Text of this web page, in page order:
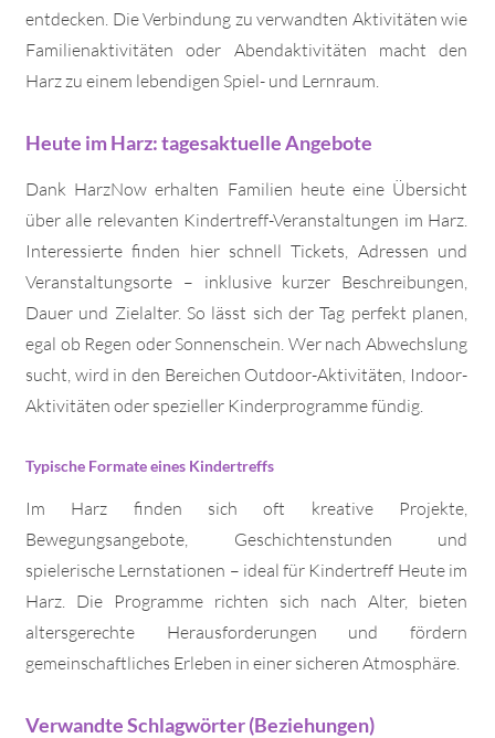
entdecken. Die Verbindung zu verwandten Aktivitäten wie
Familienaktivitäten oder Abendaktivitäten macht den
Harz zu einem lebendigen Spiel- und Lernraum.
Heute im Harz: tagesaktuelle Angebote
Dank HarzNow erhalten Familien heute eine Übersicht
über alle relevanten Kindertreff-Veranstaltungen im Harz.
Interessierte finden hier schnell Tickets, Adressen und
Veranstaltungsorte – inklusive kurzer Beschreibungen,
Dauer und Zielalter. So lässt sich der Tag perfekt planen,
egal ob Regen oder Sonnenschein. Wer nach Abwechslung
sucht, wird in den Bereichen Outdoor-Aktivitäten, Indoor-
Aktivitäten oder spezieller Kinderprogramme fündig.
Typische Formate eines Kindertreffs
Im Harz finden sich oft kreative Projekte,
Bewegungsangebote, Geschichtenstunden und
spielerische Lernstationen – ideal für Kindertreff Heute im
Harz. Die Programme richten sich nach Alter, bieten
altersgerechte Herausforderungen und fördern
gemeinschaftliches Erleben in einer sicheren Atmosphäre.
Verwandte Schlagwörter (Beziehungen)